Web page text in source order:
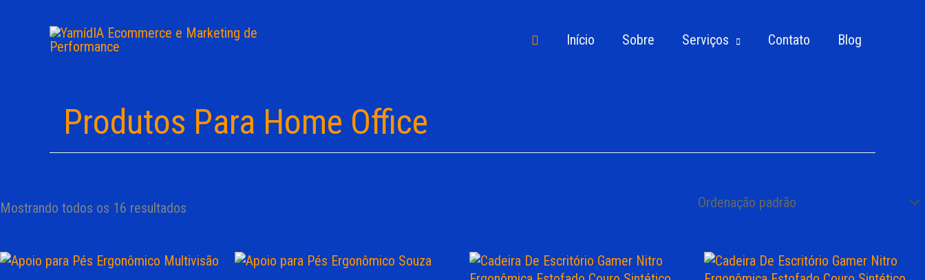
PesquisarInício Sobre Serviços Contato Blog
Produtos Para Home Office
Mostrando todos os 16 resultados